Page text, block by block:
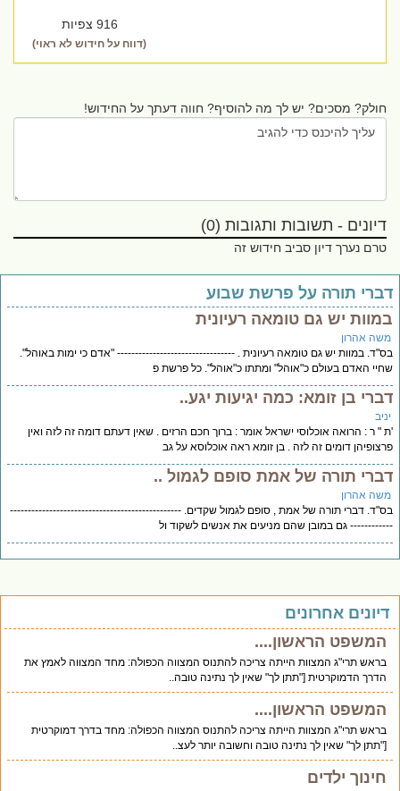
916 צפיות
(דווח על חידוש לא ראוי)
חולק? מסכים? יש לך מה להוסיף? חווה דעתך על החידוש!
דיונים - תשובות ותגובות (0)
טרם נערך דיון סביב חידוש זה
תורה על פרשת שבוע
יש גם טומאה רעיונית
אהרון
במוות יש גם טומאה רעיונית . --------------------------------- "אדם כי ימות באוהל".
האדם בעולם כ"אוהל" ומתתו כ"אוהל". כל פרשת פ
בן זומא: כמה יגיעות יגע..
" ר : הרואה אוכלוסי ישראל אומר : ברוך חכם הרזים . שאין דעתם דומה זה לזה ואין
דומים זה לזה . בן זומא ראה אוכלוסא על גב
תורה של אמת סופם לגמול ..
אהרון
דברי תורה של אמת , סופם לגמול שקדים. ------------------------------------------------
גם במובן שהם מניעים את אנשים לשקוד ול
אחרונים
המשפט הראשון....
בראש תרי"ג המצוות הייתה צריכה להתנוס המצווה הכפולה: מחד המצווה לאמץ את
הדרך הדמוקרטית ["תתן לך" שאין לך נתינה טובה..
המשפט הראשון....
בראש תרי"ג המצוות הייתה צריכה להתנוס המצווה הכפולה: מחד בדרך דמוקרטית
["תתן לך" שאין לך נתינה טובה וחשובה יותר לעצ..
חינוך ילדים